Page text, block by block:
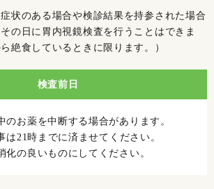
状のある場合や検診結果を持参された場合
の日に胃内視鏡検査を行うことはできま
絶食しているときに限ります。）
検査前日
のお薬を中断する場合があります。
は21時までに済ませてください。
化の良いものにしてください。